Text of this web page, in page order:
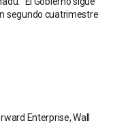
segundo cuatrimestre
Enterprise, Wall